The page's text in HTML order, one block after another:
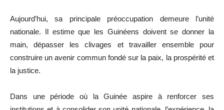
Aujourd’hui, sa principale préoccupation demeure l’unité
nationale. Il estime que les Guinéens doivent se donner la
main, dépasser les clivages et travailler ensemble pour
construire un avenir commun fondé sur la paix, la prospérité et
la justice.
Dans une période où la Guinée aspire à renforcer ses